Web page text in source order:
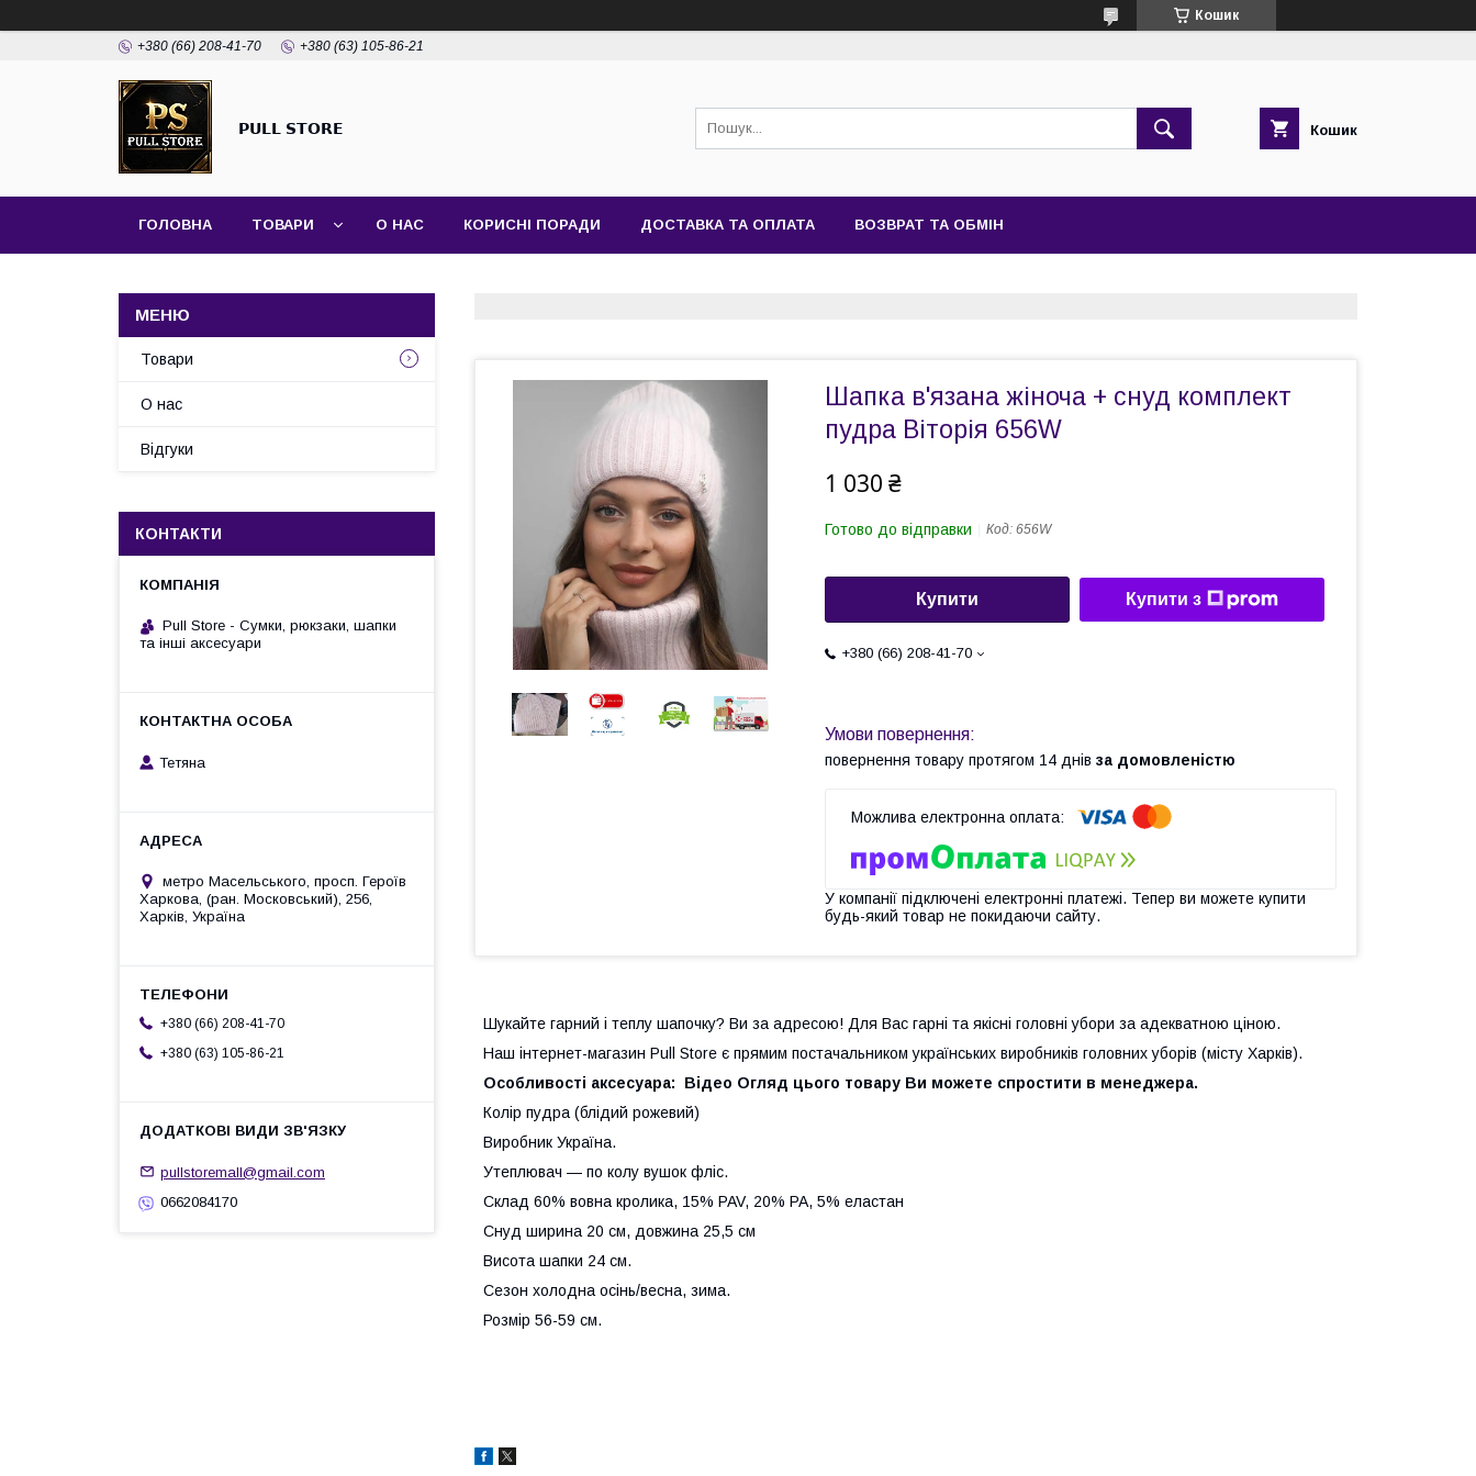
Кошик
+380 (66) 208-41-70 +380 (63) 105-86-21
𝗣𝗨𝗟𝗟 𝗦𝗧𝗢𝗥𝗘 Кошик
ГОЛОВНА ТОВАРИ О НАС КОРИСНІ ПОРАДИ ДОСТАВКА ТА ОПЛАТА ВОЗВРАТ ТА ОБМІН
Шапка в'язана жіноча + снуд комплект
пудра Віторія 656W
1 030 ₴
Готово до відправки Код: 656W
Купити Купити з
+380 (66) 208-41-70
повернення товару протягом 14 днів за домовленістю
У компанії підключені електронні платежі. Тепер ви можете купити
будь-який товар не покидаючи сайту.
Шукайте гарний і теплу шапочку? Ви за адресою! Для Вас гарні та якісні головні убори за адекватною ціною.
Наш інтернет-магазин Pull Store є прямим постачальником українських виробників головних уборів (місту Харків).
Особливості аксесуара: Відео Огляд цього товару Ви можете спростити в менеджера.
Колір пудра (блідий рожевий)
Виробник Україна.
Утеплювач — по колу вушок фліс.
Склад 60% вовна кролика, 15% PAV, 20% PA, 5% еластан
Снуд ширина 20 см, довжина 25,5 см
Висота шапки 24 см.
Сезон холодна осінь/весна, зима.
Розмір 56-59 см.
Товари
О нас
Відгуки
КОНТАКТИ
Pull Store - Cумки, рюкзаки, шапки
та інші аксесуари
Тетяна
метро Масельського, просп. Героїв
Харкова, (ран. Московський), 256,
Харків, Україна
+380 (66) 208-41-70
+380 (63) 105-86-21
pullstoremall@gmail.com
0662084170